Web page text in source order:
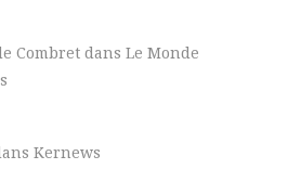
Combret dans Le Monde
Kernews